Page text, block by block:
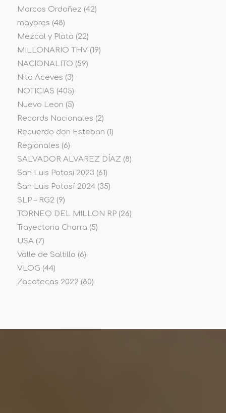
Marcos Ordoñez (42)
mayores (48)
Mezcal y Plata (22)
MILLONARIO THV(19)
NACIONALITO (59)
Nito Aceves (3)
NOTICIAS (405)
Nuevo Leon (5)
Records Nacionales (2)
Recuerdo don Esteban (1)
Regionales (6)
SALVADOR ALVAREZ DÍAZ (8)
San Luis Potosi 2023 (61)
San Luis Potosí 2024(35)
SLP – RG2 (9)
TORNEO DEL MILLON RP(26)
Trayectoria Charra (5)
USA(7)
Valle de Saltillo (6)
VLOG (44)
Zacatecas 2022 (80)